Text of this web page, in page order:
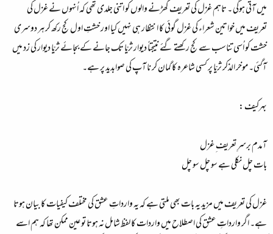
میں آتی ہوگی ۔ تاہم غزل کی تعریف گھڑنے والوں کو اتنی جلدی تھی کہ اُنہوں نے غزل کی
تعریف میں خواتین شعراء کی غزل گوئی کا انتظار ہی نہیں کیا اور خشتِ اول کج رکھ کر ہر دوسری
خشت کو اُسی تناسب سے کج رکھتے گئے نتیجتاً دیوار ثریّا تک جانے کے بجائے ثریّا دیوار کی زد میں
آگئی۔ موخر الذکر ثریّا پر کسی شاعرہ کا گمان کر نا آپ کی صوابدید پر ہے۔
بہرکیف :
آمدم برسرِ تعریف ِ غزل
بات چل نکلی ہے سو چل سو چل
غزل کی تعریف میں مزید یہ بات بھی ملتی ہے کہ یہ وارداتِ عشق کی مختلف کیفیات کا بیان ہوتا
ہے۔ اگر وارداتِ عشق کی اصطلاح میں واردات کا لفظ شامل نہ ہوتا تو عین ممکن تھا کہ ہم اسے